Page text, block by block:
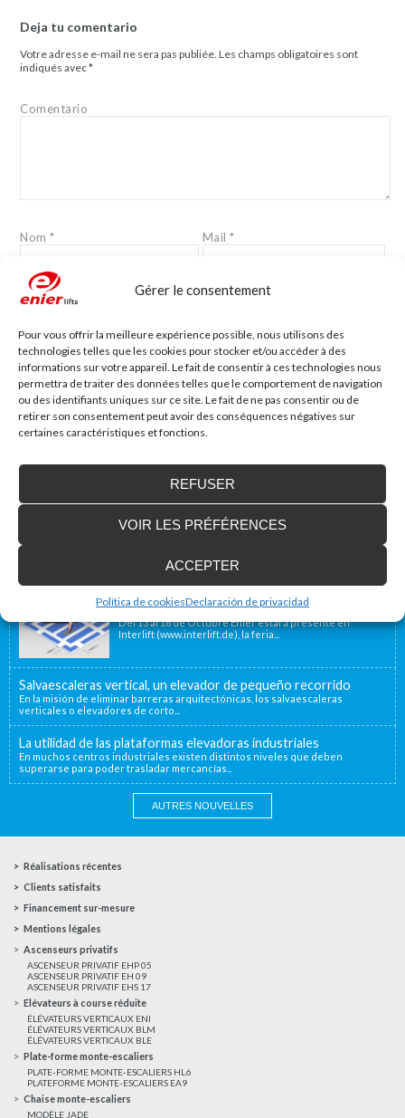
Gérer le consentement
Pour vous offrir la meilleure expérience possible, nous utilisons des
technologies telles que les cookies pour stocker et/ou accéder à des
informations sur votre appareil. Le fait de consentir à ces technologies nous
permettra de traiter des données telles que le comportement de navigation
ou des identifiants uniques sur ce site. Le fait de ne pas consentir ou de
retirer son consentement peut avoir des conséquences négatives sur
certaines caractéristiques et fonctions.
ACCEPTER
REFUSER
VOIR LES PRÉFÉRENCES
Política de cookiesDeclaración de privacidad
Deja tu comentario
Votre adresse e-mail ne sera pas publiée. Les champs obligatoires sont
indiqués avec*
Comentario
Nom* Mail*
Site web
Accessibilité Blog
Nous installons des plates-formes élévatrices
pour les personnes à mobilité réduite, y
compris en France
en el mundo
Del 13 al 16 de Octubre Enier estará presente en
Interlift (www.interlift.de), la feria...
Salvaescaleras vertical, un elevador de pequeño recorrido
En la misión de eliminar barreras arquitectónicas, los salvaescaleras
verticales o elevadores de corto...
La utilidad de las plataformas elevadoras industriales
En muchos centros industriales existen distintos niveles que deben
superarse para poder trasladar mercancías...
AUTRES NOUVELLES
Réalisations récentes
Clients satisfaits
Financement sur-mesure
Mentions légales
Ascenseurs privatifs
ASCENSEUR PRIVATIF EHP 05
ASCENSEUR PRIVATIF EH 09
ASCENSEUR PRIVATIF EHS 17
Elévateurs à course réduite
ÉLÉVATEURS VERTICAUX ENI
ÉLÉVATEURS VERTICAUX BLM
ÉLÉVATEURS VERTICAUX BLE
Plate-forme monte-escaliers
PLATE-FORME MONTE-ESCALIERS HL6
PLATEFORME MONTE-ESCALIERS EA9
Chaise monte-escaliers
MODÈLE JADE